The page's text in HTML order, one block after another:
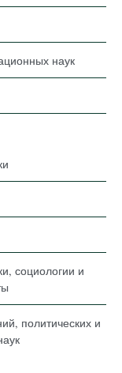
наук
социологии и
политических и